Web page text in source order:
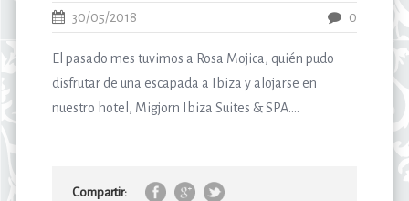
30/05/2018 0
El pasado mes tuvimos a Rosa Mojica, quién pudo
disfrutar de una escapada a Ibiza y alojarse en
nuestro hotel, Migjorn Ibiza Suites & SPA....
Compartir: